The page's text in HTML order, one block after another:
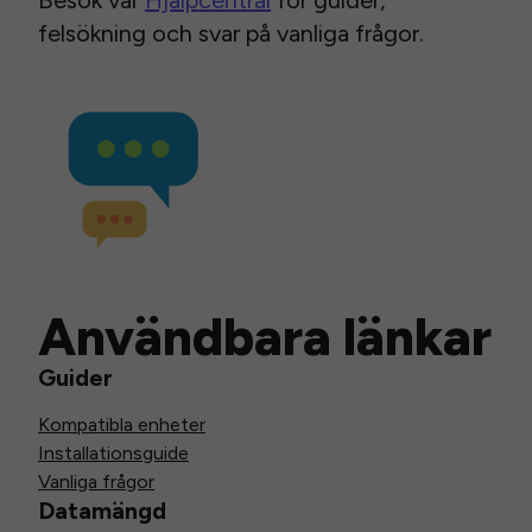
felsökning och svar på vanliga frågor.
Användbara länkar
Guider
Kompatibla enheter
Installationsguide
Vanliga frågor
Datamängd